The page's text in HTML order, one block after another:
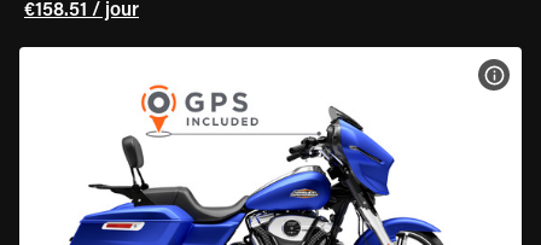
€158.51 / jour